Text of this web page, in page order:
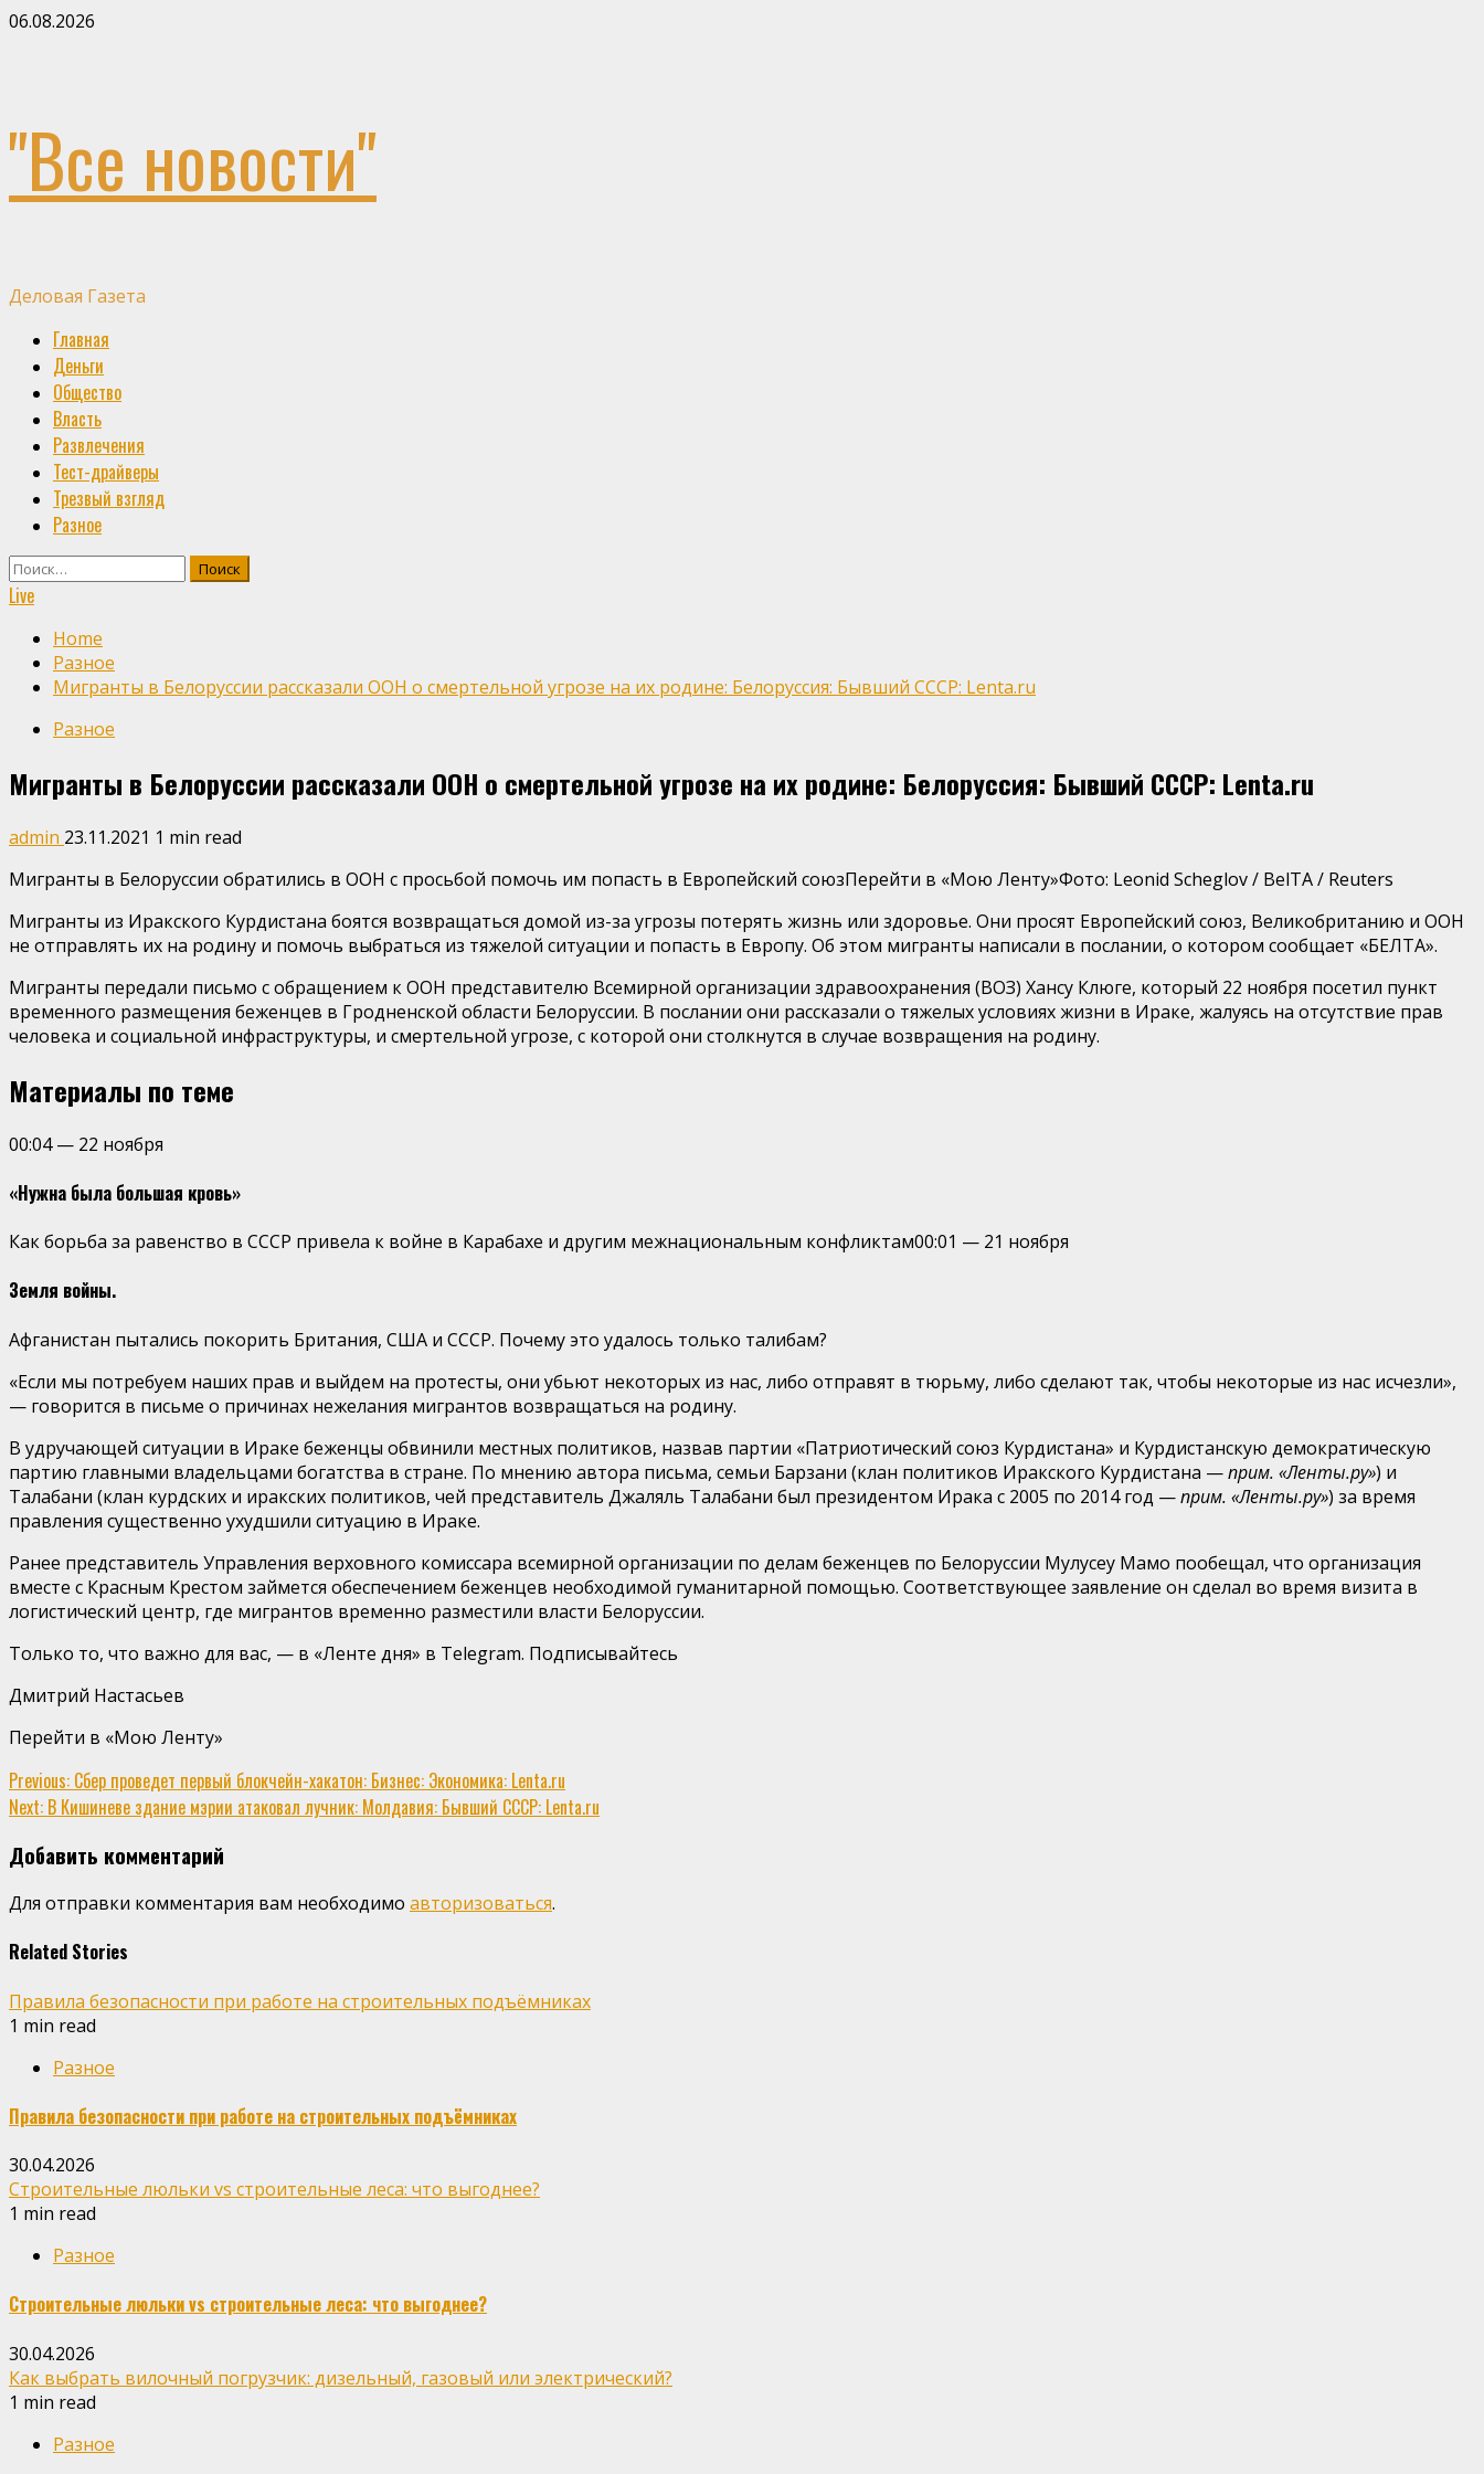
Skip
06.08.2026
"Все новости"
Деловая Газета
Primary
Menu
Главная
Деньги
Общество
Власть
Развлечения
Тест-драйверы
Трезвый взгляд
Разное
Найти:
Live
Home
Разное
Мигранты в Белоруссии рассказали ООН о смертельной угрозе на их родине: Белоруссия: Бывший СССР: Lenta.ru
Разное
Мигранты в Белоруссии рассказали ООН о смертельной угрозе на их родине: Белоруссия: Бывший СССР: Lenta.ru
admin 23.11.2021 1 min read
Мигранты в Белоруссии обратились в ООН с просьбой помочь им попасть в Европейский союзПерейти в «Мою Ленту»Фото: Leonid Scheglov / BelTA / Reuters
Мигранты из Иракского Курдистана боятся возвращаться домой из-за угрозы потерять жизнь или здоровье. Они просят Европейский союз, Великобританию и ООН
не отправлять их на родину и помочь выбраться из тяжелой ситуации и попасть в Европу. Об этом мигранты написали в послании, о котором сообщает «БЕЛТА».
Мигранты передали письмо с обращением к ООН представителю Всемирной организации здравоохранения (ВОЗ) Хансу Клюге, который 22 ноября посетил пункт
временного размещения беженцев в Гродненской области Белоруссии. В послании они рассказали о тяжелых условиях жизни в Ираке, жалуясь на отсутствие прав
человека и социальной инфраструктуры, и смертельной угрозе, с которой они столкнутся в случае возвращения на родину.
Материалы по теме
00:04— 22 ноября
«Нужна была большая кровь»
Как борьба за равенство в СССР привела к войне в Карабахе и другим межнациональным конфликтам00:01 — 21 ноября
Земля войны.
Афганистан пытались покорить Британия, США и СССР. Почему это удалось только талибам?
«Если мы потребуем наших прав и выйдем на протесты, они убьют некоторых из нас, либо отправят в тюрьму, либо сделают так, чтобы некоторые из нас исчезли»,
— говорится в письме о причинах нежелания мигрантов возвращаться на родину.
В удручающей ситуации в Ираке беженцы обвинили местных политиков, назвав партии «Патриотический союз Курдистана» и Курдистанскую демократическую
партию главными владельцами богатства в стране. По мнению автора письма, семьи Барзани (клан политиков Иракского Курдистана —прим. «Ленты.ру») и
Талабани (клан курдских и иракских политиков, чей представитель Джаляль Талабани был президентом Ирака с 2005 по 2014 год —прим. «Ленты.ру») за время
правления существенно ухудшили ситуацию в Ираке.
Ранее представитель Управления верховного комиссара всемирной организации по делам беженцев по Белоруссии Мулусеу Мамо пообещал, что организация
вместе с Красным Крестом займется обеспечением беженцев необходимой гуманитарной помощью. Соответствующее заявление он сделал во время визита в
логистический центр, где мигрантов временно разместили власти Белоруссии.
Только то, что важно для вас, — в «Ленте дня» в Telegram. Подписывайтесь
Дмитрий Настасьев
Перейти в «Мою Ленту»
Continue
Reading
Previous: Сбер проведет первый блокчейн-хакатон: Бизнес: Экономика: Lenta.ru
Next: В Кишиневе здание мэрии атаковал лучник: Молдавия: Бывший СССР: Lenta.ru
Добавить комментарий
Для отправки комментария вам необходимо авторизоваться.
Related Stories
Правила безопасности при работе на строительных подъёмниках
1 min read
Разное
Правила безопасности при работе на строительных подъёмниках
30.04.2026
Строительные люльки vs строительные леса: что выгоднее?
1 min read
Разное
Строительные люльки vs строительные леса: что выгоднее?
30.04.2026
Как выбрать вилочный погрузчик: дизельный, газовый или электрический?
1 min read
Разное